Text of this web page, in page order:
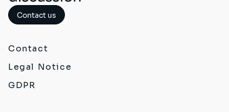
Contact us
Contact
Legal Notice
GDPR